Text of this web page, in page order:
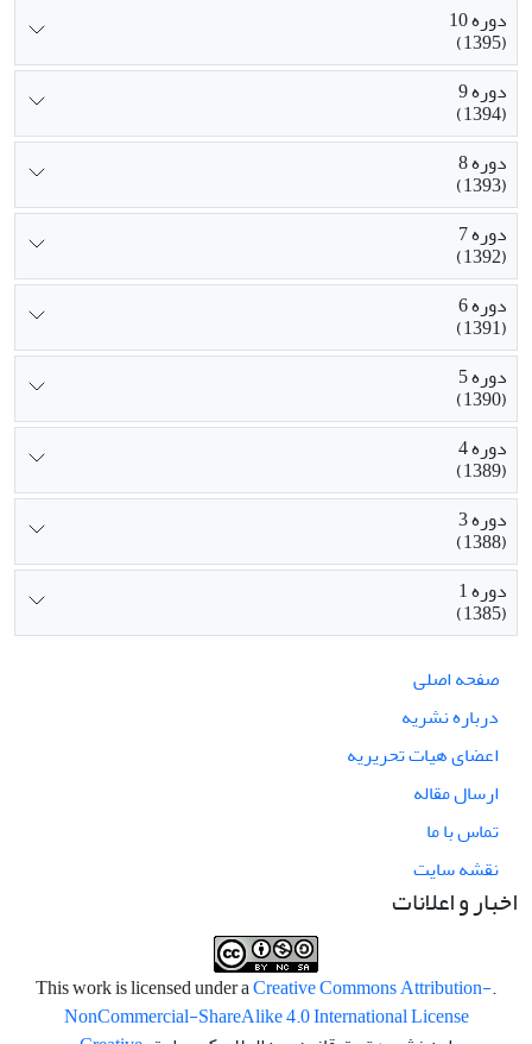
دوره 10
(1395)
دوره 9
(1394)
دوره 8
(1393)
دوره 7
(1392)
دوره 6
(1391)
دوره 5
(1390)
دوره 4
(1389)
دوره 3
(1388)
دوره 1
(1385)
صفحه اصلی
درباره نشریه
اعضای هیات تحریریه
ارسال مقاله
تماس با ما
نقشه سایت
اخبار و اعلانات
.This work is licensed under a
Creative Commons Attribution-
NonCommercial-ShareAlike 4.0 International License